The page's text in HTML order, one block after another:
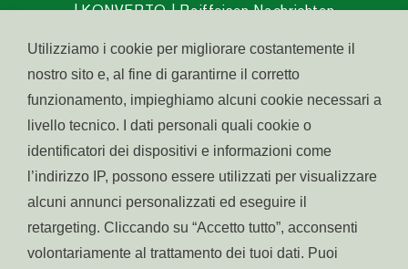
KONVERTO Raiffeisen Nachrichten
Raiffeisen Magazine
Raiffeisen InvestmentClub
Raiffeisen Fondo Pensione Aperto
Raiffeisen Fondo Salute
Abitare in Alto Adige
Raiffeisen Südtirol IPS
Utilizziamo i cookie per migliorare costantemente il
nostro sito e, al fine di garantirne il corretto
funzionamento, impieghiamo alcuni cookie necessari a
livello tecnico. I dati personali quali cookie o
identificatori dei dispositivi e informazioni come
l’indirizzo IP, possono essere utilizzati per visualizzare
alcuni annunci personalizzati ed eseguire il
retargeting. Cliccando su “Accetto tutto”, acconsenti
volontariamente al trattamento dei tuoi dati. Puoi